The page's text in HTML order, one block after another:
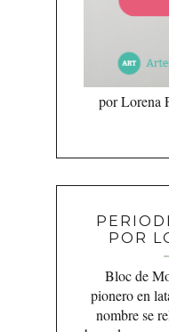
por Lorena
POR
Bloc de
pionero en
nombre se